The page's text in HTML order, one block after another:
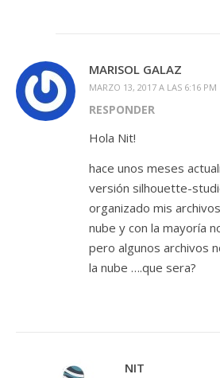
MARISOL GALAZ
MARZO 13, 2017 A LAS 6:16 PM
RESPONDER
Hola Nit!
hace unos meses
versión silhouette-
organizado mis
nube y con la mayoría
pero algunos archivos
la nube ….que sera?
NIT